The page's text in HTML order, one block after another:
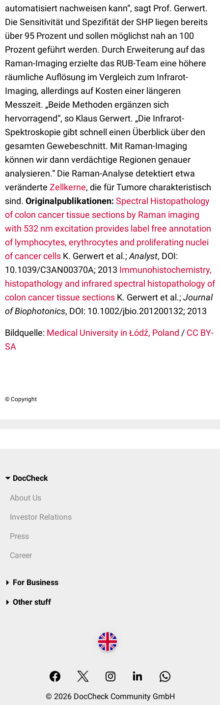
automatisiert nachweisen kann“, sagt Prof. Gerwert.
Die Sensitivität und Spezifität der SHP liegen bereits
über 95 Prozent und sollen möglichst nah an 100
Prozent geführt werden. Durch Erweiterung auf das
Raman-Imaging erzielte das RUB-Team eine höhere
räumliche Auflösung im Vergleich zum Infrarot-
Imaging, allerdings auf Kosten einer längeren
Messzeit. „Beide Methoden ergänzen sich
hervorragend“, so Klaus Gerwert. „Die Infrarot-
Spektroskopie gibt schnell einen Überblick über den
gesamten Gewebeschnitt. Mit Raman-Imaging
können wir dann verdächtige Regionen genauer
analysieren.“ Die Raman-Analyse detektiert etwa
veränderte Zellkerne, die für Tumore charakteristisch
sind. Originalpublikationen: Spectral Histopathology
of colon cancer tissue sections by Raman imaging
with 532 nm excitation provides label free annotation
of lymphocytes, erythrocytes and proliferating nuclei
of cancer cells K. Gerwert et al.; Analyst, DOI:
10.1039/C3AN00370A; 2013 Immunohistochemistry,
histopathology and infrared spectral histopathology of
colon cancer tissue sections K. Gerwert et al.; Journal
of Biophotonics, DOI: 10.1002/jbio.201200132; 2013
Bildquelle: Medical University in Łódź, Poland / CC BY-
SA
© Copyright
DocCheck
About Us
Investor Relations
Press
Career
For Business
Other stuff
© 2026 DocCheck Community GmbH